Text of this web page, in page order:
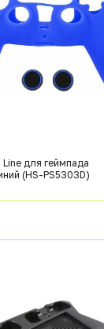
для геймпада
(HS-PS5303D)